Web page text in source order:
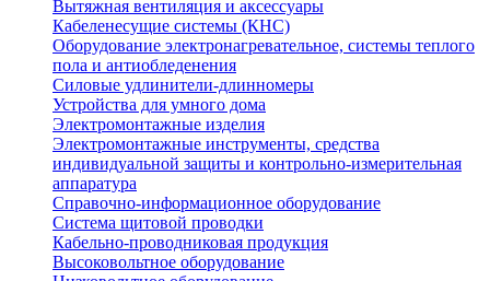
Вытяжная вентиляция и аксессуары
Кабеленесущие системы (КНС)
Оборудование электронагревательное, системы теплого
пола и антиобледенения
Силовые удлинители-длинномеры
Устройства для умного дома
Электромонтажные изделия
Электромонтажные инструменты, средства
индивидуальной защиты и контрольно-измерительная
аппаратура
Справочно-информационное оборудование
Система щитовой проводки
Кабельно-проводниковая продукция
Высоковольтное оборудование